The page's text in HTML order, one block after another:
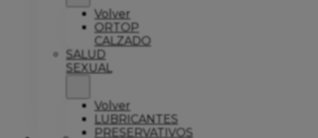
Volver
ORTOP
CALZADO
SALUD
SEXUAL
Volver
LUBRICANTES
PRESERVATIVOS